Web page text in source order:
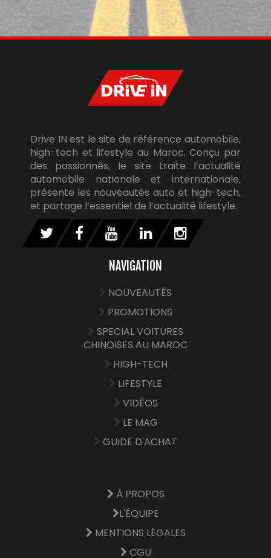
Drive IN est le site de référence automobile,
high-tech et lifestyle au Maroc. Conçu par
des passionnés, le site traite l’actualité
automobile nationale et internationale,
présente les nouveautés auto et high-tech,
et partage l’essentiel de l’actualité lifestyle.
NAVIGATION
NOUVEAUTÉS
PROMOTIONS
SPECIAL VOITURES
CHINOISES AU MAROC
HIGH-TECH
LIFESTYLE
VIDÉOS
LE MAG
GUIDE D'ACHAT
À PROPOS
L'ÉQUIPE
MENTIONS LÉGALES
CGU